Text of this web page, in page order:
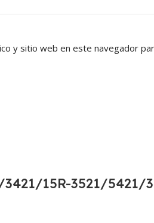
y sitio web en este navegador
3421/15R-3521/5421/